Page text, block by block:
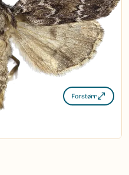
Forstørr